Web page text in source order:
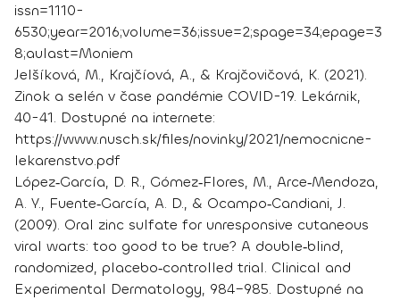
issn=1110-
6530;year=2016;volume=36;issue=2;spage=34;epage=3
8;aulast=Moniem
Jelšíková, M., Krajčíová, A., & Krajčovičová, K. (2021).
Zinok a selén v čase pandémie COVID-19. Lekárnik,
40-41. Dostupné na internete:
https://www.nusch.sk/files/novinky/2021/nemocnicne-
lekarenstvo.pdf
López‐García, D. R., Gómez‐Flores, M., Arce‐Mendoza,
A. Y., Fuente‐García, A. D., & Ocampo‐Candiani, J.
(2009). Oral zinc sulfate for unresponsive cutaneous
viral warts: too good to be true? A double‐blind,
randomized, placebo‐controlled trial. Clinical and
Experimental Dermatology, 984–985. Dostupné na